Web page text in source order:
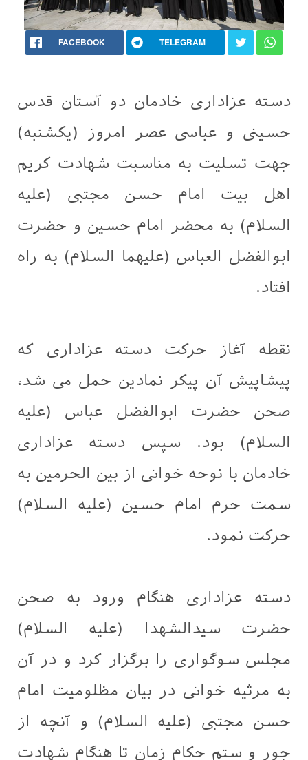
FACEBOOK TELEGRAM
دسته عزاداری خادمان دو آستان قدس
حسینی و عباسی عصر امروز (یکشنبه)
جهت تسلیت به مناسبت شهادت کریم
اهل بیت امام حسن مجتبی (علیه
السلام) به محضر امام حسین و حضرت
ابوالفضل العباس (علیهما السلام) به راه
افتاد.
نقطه آغاز حرکت دسته عزاداری که
پیشاپیش آن پیکر نمادین حمل می شد،
صحن حضرت ابوالفضل عباس (علیه
السلام) بود. سپس دسته عزاداری
خادمان با نوحه خوانی از بین الحرمین به
سمت حرم امام حسین (علیه السلام)
حرکت نمود.
دسته عزاداری هنگام ورود به صحن
حضرت سیدالشهدا (علیه السلام)
مجلس سوگواری را برگزار کرد و در آن
به مرثیه خوانی در بیان مظلومیت امام
حسن مجتبی (علیه السلام) و آنچه از
جور و ستم حکام زمان تا هنگام شهادت